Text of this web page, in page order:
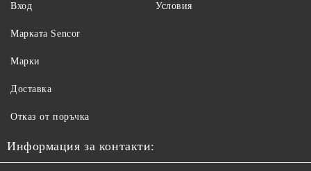
Вход Условия
Maрката Sencor
Марки
Доставка
Отказ от поръчка
Информация за контакти: